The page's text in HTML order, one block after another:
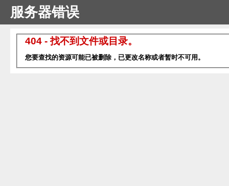
服务器错误
404 - 找不到文件或目录。
您要查找的资源可能已被删除，已更改名称或者暂时不可用。